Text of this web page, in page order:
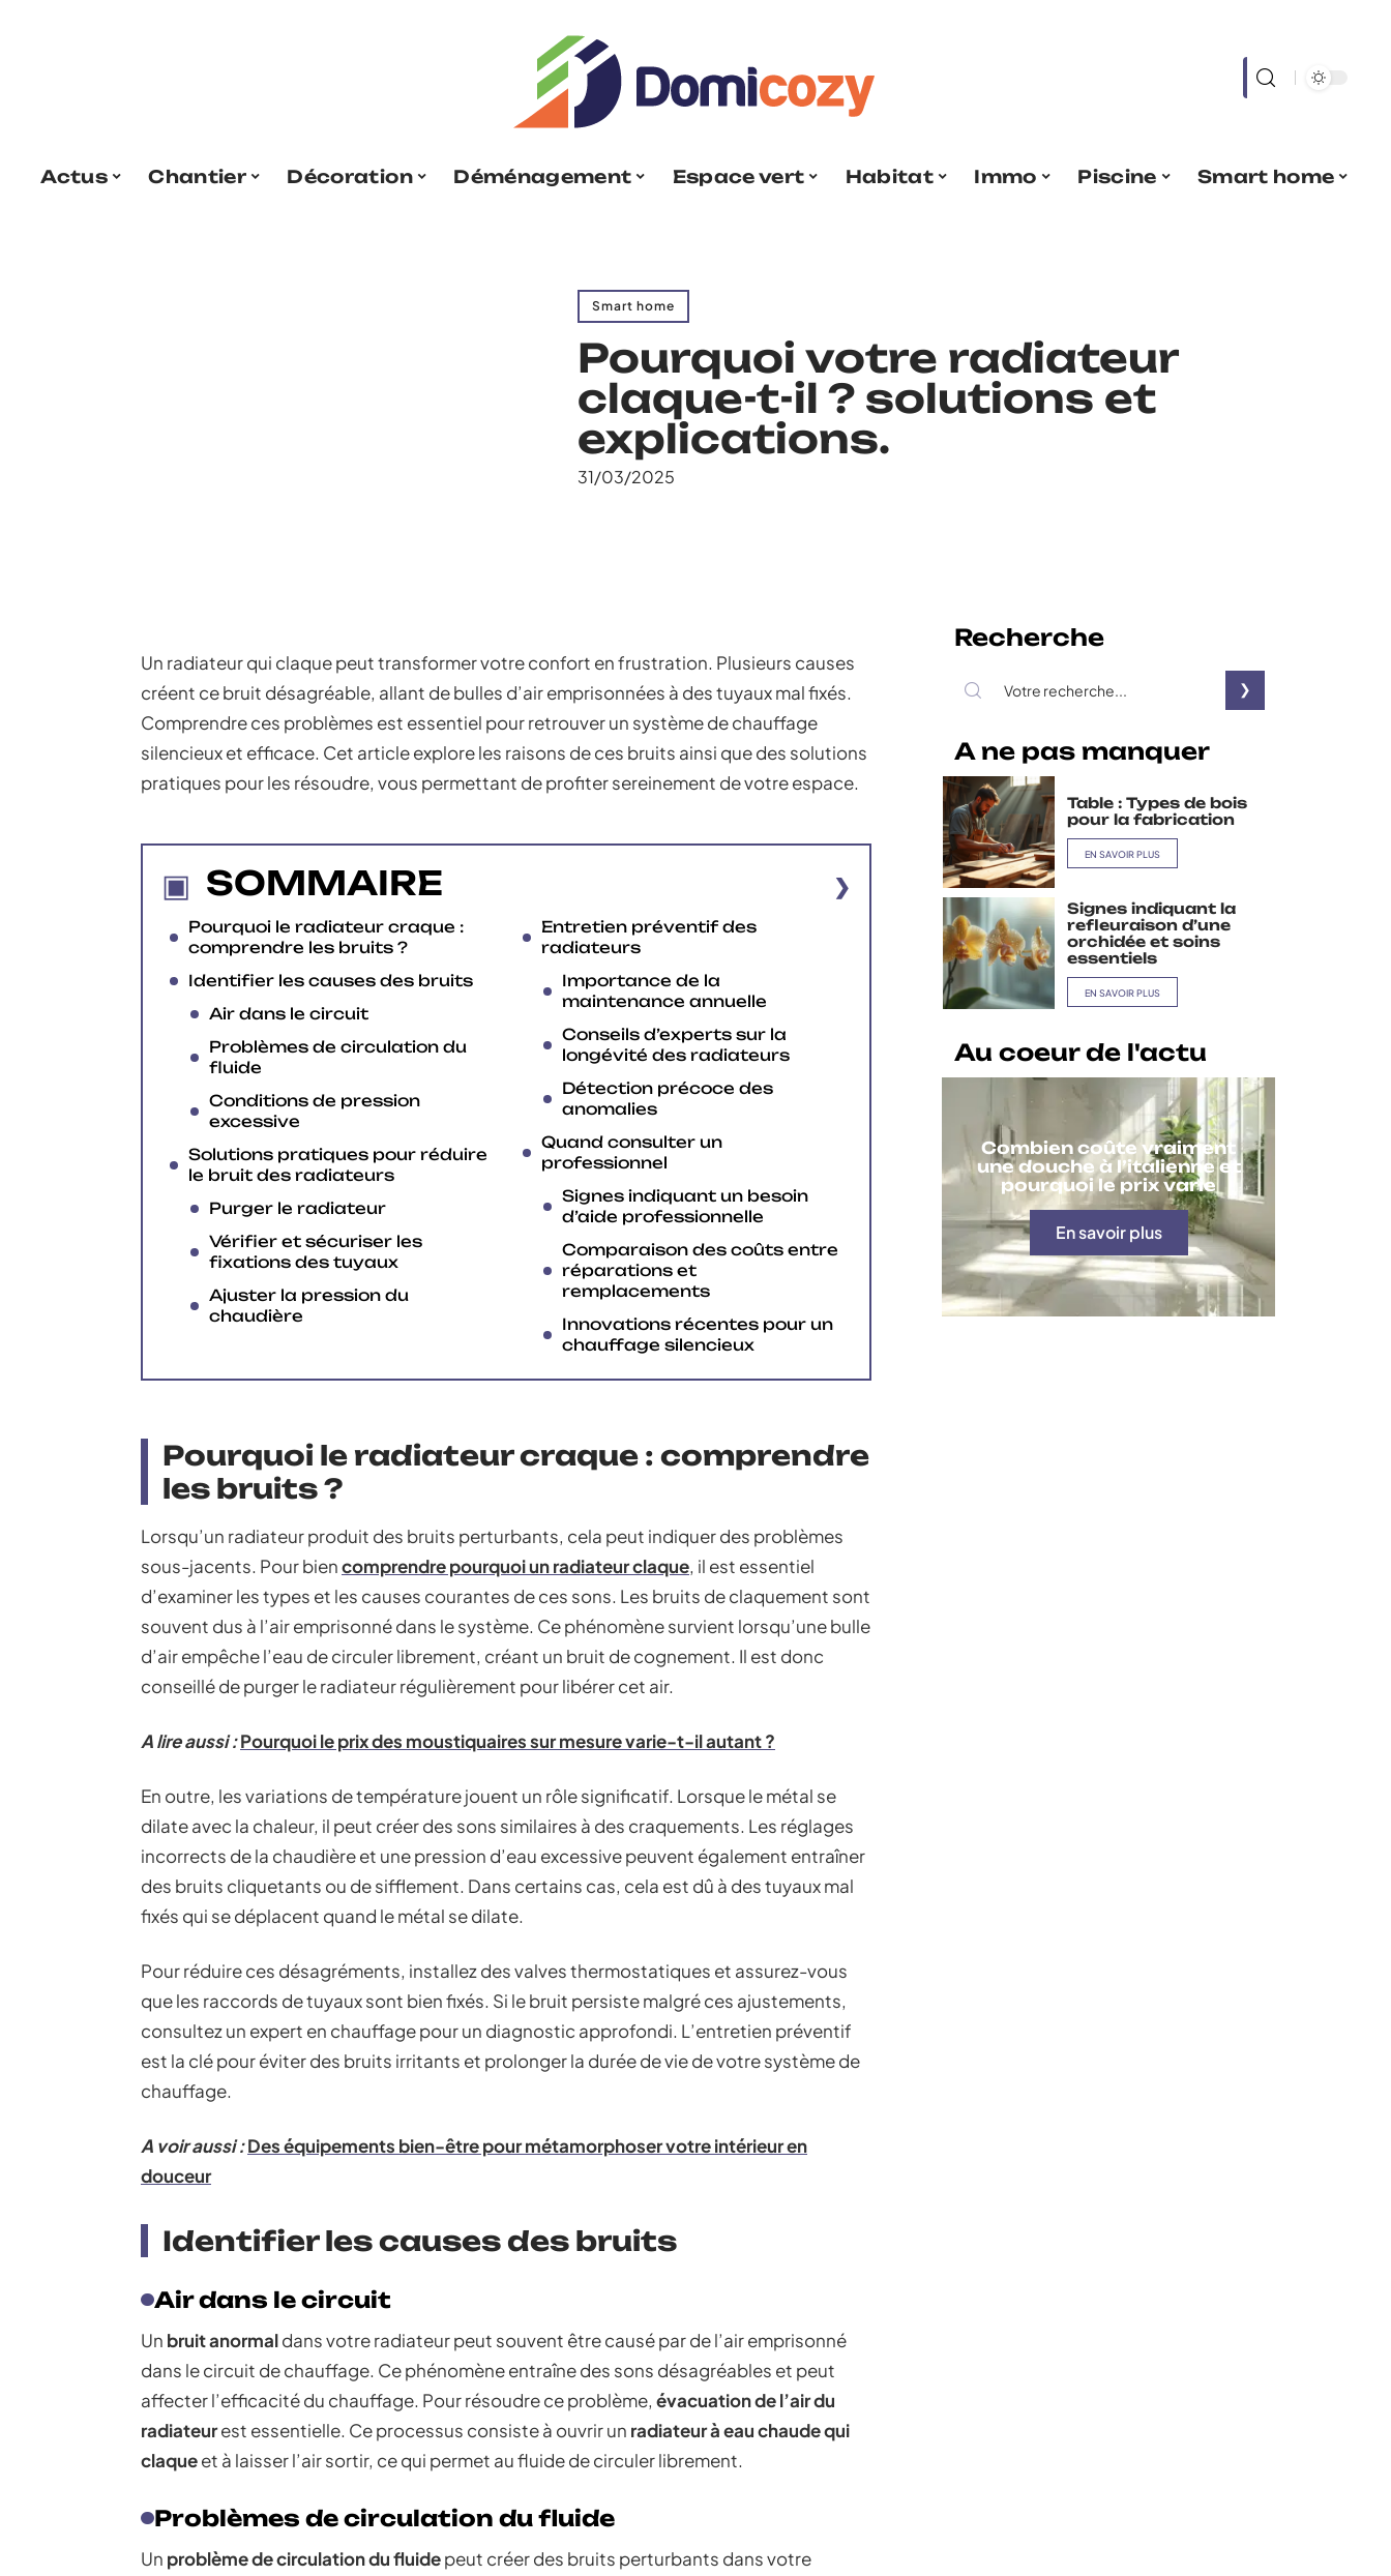
Actus Chantier Décoration Déménagement Espace vert Habitat Immo Piscine Smart home
Smart home
Pourquoi votre radiateur
claque-t-il ? solutions et
explications.
31/03/2025
Un radiateur qui claque peut transformer votre confort en frustration. Plusieurs causes
créent ce bruit désagréable, allant de bulles d’air emprisonnées à des tuyaux mal fixés.
Comprendre ces problèmes est essentiel pour retrouver un système de chauffage
silencieux et efficace. Cet article explore les raisons de ces bruits ainsi que des solutions
pratiques pour les résoudre, vous permettant de profiter sereinement de votre espace.
SOMMAIRE
Pourquoi le radiateur craque :
comprendre les bruits ?
Identifier les causes des bruits
Air dans le circuit
Problèmes de circulation du
fluide
Conditions de pression
excessive
Solutions pratiques pour réduire
le bruit des radiateurs
Purger le radiateur
Vérifier et sécuriser les
fixations des tuyaux
Ajuster la pression du
chaudière
Entretien préventif des
radiateurs
Importance de la
maintenance annuelle
Conseils d’experts sur la
longévité des radiateurs
Détection précoce des
anomalies
Quand consulter un
professionnel
Signes indiquant un besoin
d’aide professionnelle
Comparaison des coûts entre
réparations et
remplacements
Innovations récentes pour un
chauffage silencieux
Pourquoi le radiateur craque : comprendre
les bruits ?
Lorsqu’un radiateur produit des bruits perturbants, cela peut indiquer des problèmes
sous-jacents. Pour biencomprendre pourquoi un radiateur claque, il est essentiel
d’examiner les types et les causes courantes de ces sons. Les bruits de claquement sont
souvent dus à l’air emprisonné dans le système. Ce phénomène survient lorsqu’une bulle
d’air empêche l’eau de circuler librement, créant un bruit de cognement. Il est donc
conseillé de purger le radiateur régulièrement pour libérer cet air.
A lire aussi :Pourquoi le prix des moustiquaires sur mesure varie-t-il autant ?
En outre, les variations de température jouent un rôle significatif. Lorsque le métal se
dilate avec la chaleur, il peut créer des sons similaires à des craquements. Les réglages
incorrects de la chaudière et une pression d’eau excessive peuvent également entraîner
des bruits cliquetants ou de sifflement. Dans certains cas, cela est dû à des tuyaux mal
fixés qui se déplacent quand le métal se dilate.
Pour réduire ces désagréments, installez des valves thermostatiques et assurez-vous
que les raccords de tuyaux sont bien fixés. Si le bruit persiste malgré ces ajustements,
consultez un expert en chauffage pour un diagnostic approfondi. L’entretien préventif
est la clé pour éviter des bruits irritants et prolonger la durée de vie de votre système de
chauffage.
A voir aussi :Des équipements bien-être pour métamorphoser votre intérieur en
douceur
Identifier les causes des bruits
Air dans le circuit
Un bruit anormaldans votre radiateur peut souvent être causé par de l’air emprisonné
dans le circuit de chauffage. Ce phénomène entraîne des sons désagréables et peut
affecter l’efficacité du chauffage. Pour résoudre ce problème, évacuation de l’air du
radiateurest essentielle. Ce processus consiste à ouvrir un radiateur à eau chaude qui
claqueet à laisser l’air sortir, ce qui permet au fluide de circuler librement.
Problèmes de circulation du fluide
Un problème de circulation du fluidepeut créer des bruits perturbants dans votre
Recherche
A ne pas manquer
Table : Types de bois
pour la fabrication
EN SAVOIR PLUS
Signes indiquant la
refleuraison d’une
orchidée et soins
essentiels
EN SAVOIR PLUS
Au coeur de l'actu
Combien coûte vraiment
une douche à l’italienne et
pourquoi le prix varie
En savoir plus